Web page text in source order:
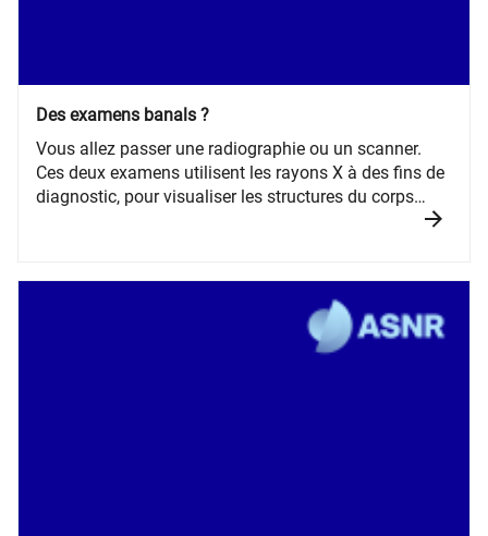
Des examens banals ?
Vous allez passer une radiographie ou un scanner.
Ces deux examens utilisent les rayons X à des fins de
diagnostic, pour visualiser les structures du corps